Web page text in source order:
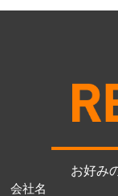
お好み
会社名